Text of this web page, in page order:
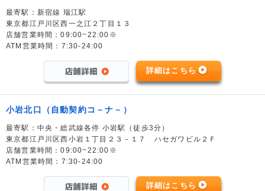
最寄駅：新宿線 瑞江駅
東京都江戸川区西一之江２丁目１３
店舗営業時間：09:00~22:00※
ATM営業時間：7:30-24:00
詳細はこちら
小岩北口（自動契約コ－ナ－）
最寄駅：中央・総武線各停 小岩駅（徒歩3分）
東京都江戸川区西小岩１丁目２３－１７ ハセガワビル２Ｆ
店舗営業時間：09:00~22:00※
ATM営業時間：7:30-24:00
詳細はこちら